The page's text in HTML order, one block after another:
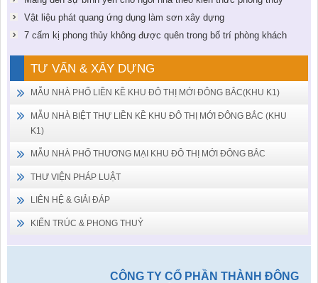
Vật liệu phát quang ứng dụng làm sơn xây dựng
7 cấm kị phong thủy không được quên trong bố trí phòng khách
TƯ VẤN & XÂY DỰNG
MẪU NHÀ PHỐ LIỀN KỀ KHU ĐÔ THỊ MỚI ĐÔNG BẮC(KHU K1)
MẪU NHÀ BIỆT THỰ LIỀN KỀ KHU ĐÔ THỊ MỚI ĐÔNG BẮC (KHU
K1)
MẪU NHÀ PHỐ THƯƠNG MẠI KHU ĐÔ THỊ MỚI ĐÔNG BẮC
THƯ VIỆN PHÁP LUẬT
LIÊN HỆ & GIẢI ĐÁP
KIẾN TRÚC & PHONG THUỶ
CÔNG TY CỔ PHẦN THÀNH ĐÔNG